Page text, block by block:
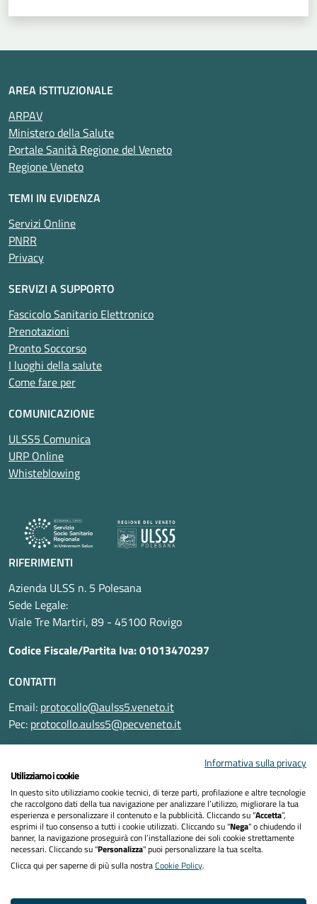
AREA ISTITUZIONALE
ARPAV
Ministero della Salute
Portale Sanità Regione del Veneto
Regione Veneto
TEMI IN EVIDENZA
Servizi Online
PNRR
Privacy
SERVIZI A SUPPORTO
Fascicolo Sanitario Elettronico
Prenotazioni
Pronto Soccorso
I luoghi della salute
Come fare per
COMUNICAZIONE
ULSS5 Comunica
URP Online
Whisteblowing
RIFERIMENTI
Azienda ULSS n. 5 Polesana
Sede Legale:
Viale Tre Martiri, 89 - 45100 Rovigo
Codice Fiscale/Partita Iva: 01013470297
CONTATTI
Email: protocollo@aulss5.veneto.it
Pec: protocollo.aulss5@pecveneto.it
Informativa privacy
Dichiarazione di accessibilità
Informativa sulla privacy
Utilizziamo i cookie
In questo sito utilizziamo cookie tecnici, di terze parti, profilazione e altre tecnologie
che raccolgono dati della tua navigazione per analizzare l’utilizzo, migliorare la tua
esperienza e personalizzare il contenuto e la pubblicità. Cliccando su “Accetta”,
esprimi il tuo consenso a tutti i cookie utilizzati. Cliccando su "Nega" o chiudendo il
banner, la navigazione proseguirà con l’installazione dei soli cookie strettamente
necessari. Cliccando su "Personalizza" puoi personalizzare la tua scelta.
Clicca qui per saperne di più sulla nostraCookie Policy.